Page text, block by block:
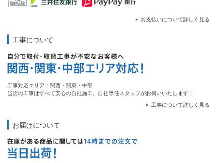
お支払いについて詳しく見る
工事について
工事対応エリア：関西・関東・中部
当店の工事はすべて安心の自社施工。自社専任スタッフがお伺いいたします！
工事について詳しく見る
お届けについて